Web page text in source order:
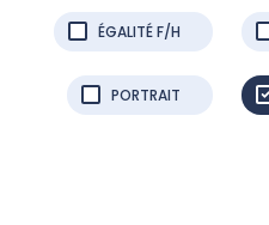
ÉGALITÉ F/H
PORTRAIT